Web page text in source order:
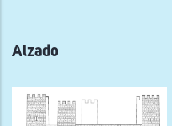
Alzado